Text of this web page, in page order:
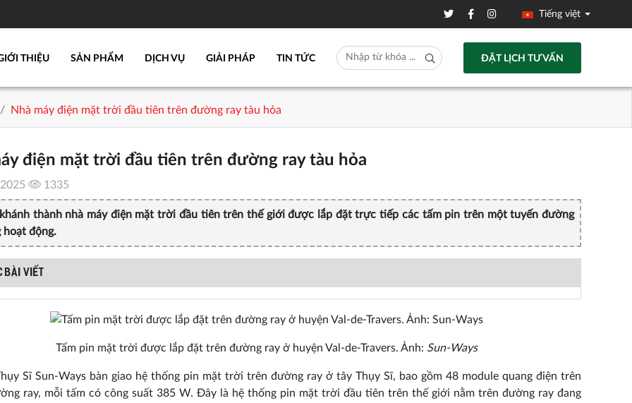
Tiếng việt
THIỆU SẢN PHẨM DỊCH VỤ GIẢI PHÁP TIN TỨC ĐẶT LỊCH TƯ VẤN
Nhà máy điện mặt trời đầu tiên trên đường ray tàu hỏa
điện mặt trời đầu tiên trên đường ray tàu hỏa
1335
thành nhà máy điện mặt trời đầu tiên trên thế giới được lắp đặt trực tiếp các tấm pin trên một tuyến đường
hoạt động.
BÀI VIẾT
Tấm pin mặt trời được lắp đặt trên đường ray ở huyện Val-de-Travers. Ảnh: Sun-Ways
Sĩ Sun-Ways bàn giao hệ thống pin mặt trời trên đường ray ở tây Thụy Sĩ, bao gồm 48 module quang điện trên
ray, mỗi tấm có công suất 385 W. Đây là hệ thống pin mặt trời đầu tiên trên thế giới nằm trên đường ray đang